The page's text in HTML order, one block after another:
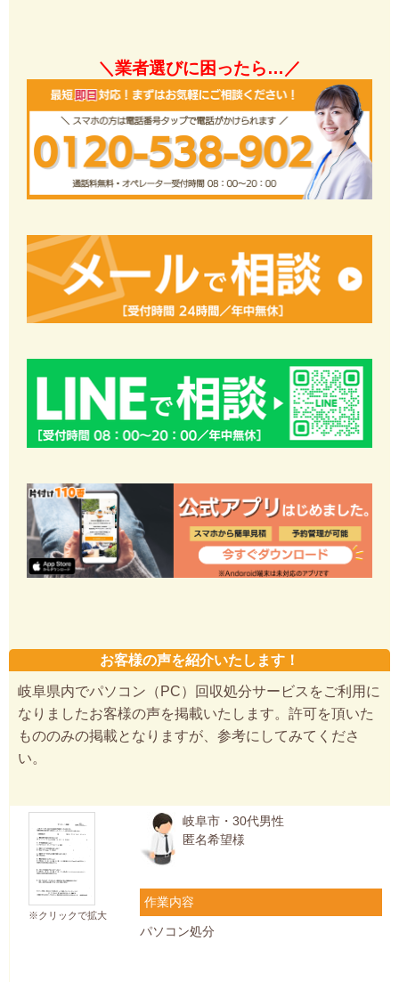
＼業者選びに困ったら…／
お客様の声を紹介いたします！
岐阜県内でパソコン（PC）回収処分サービスをご利用に
なりましたお客様の声を掲載いたします。許可を頂いた
もののみの掲載となりますが、参考にしてみてくださ
い。
※クリックで拡大
岐阜市・30代男性
匿名希望様
作業内容
パソコン処分